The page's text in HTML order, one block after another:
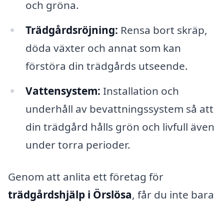
och gröna.
Trädgårdsröjning: Rensa bort skräp,
döda växter och annat som kan
förstöra din trädgårds utseende.
Vattensystem: Installation och
underhåll av bevattningssystem så att
din trädgård hålls grön och livfull även
under torra perioder.
Genom att anlita ett företag för
trädgårdshjälp i Örslösa, får du inte bara